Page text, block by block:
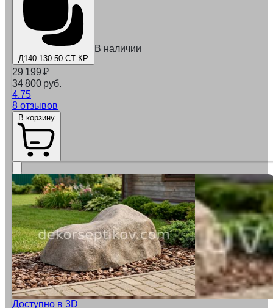
Д140-130-50-СТ-КР
В наличии
29 199 ₽
34 800 руб.
4.75
8 отзывов
Доступно в 3D